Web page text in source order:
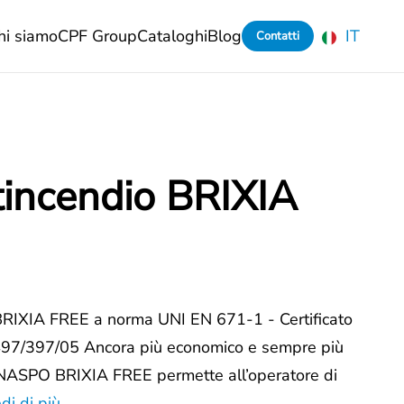
siamoCPF GroupCataloghiBlog Contatti IT
BRIXIA
FREE a norma UNI EN 671-1 - Certificato
397/05 Ancora più economico e sempre più
BRIXIA FREE permette all’operatore di